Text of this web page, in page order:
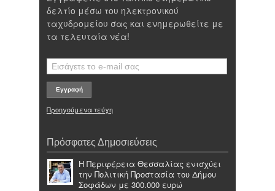
δελτίο μέσω του ηλεκτρονικού
ταχυδρομείου σας και ενημερωθείτε με
τα τελευταία νέα!
Προηγούμενα τεύχη
Πρόσφατες Δημοσιεύσεις
Η Περιφέρεια Θεσσαλίας ενισχύει
την Πολιτική Προστασία του Δήμου
Σοφάδων με 300.000 ευρώ